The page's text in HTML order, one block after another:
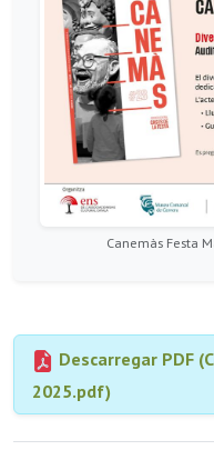
Canemàs Festa
Descarregar PDF
2025.pdf)